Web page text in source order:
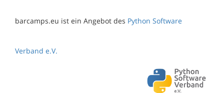
barcamps.eu ist ein Angebot des Python Software
Verband e.V.